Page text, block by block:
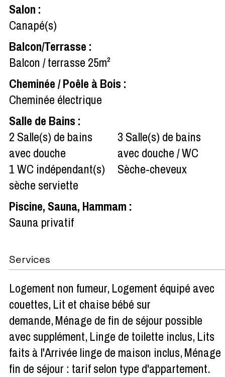
Salon :
Canapé(s)
Balcon/Terrasse :
Balcon / terrasse 25m²
Cheminée / Poêle à Bois :
Cheminée électrique
Salle de Bains :
2 Salle(s) de bains
avec douche
3 Salle(s) de bains
avec douche / WC
1WC indépendant(s)
Sèche-cheveux
sèche serviette
Piscine, Sauna, Hammam :
Sauna privatif
Services
Logement non fumeur Logement équipé avec
couettes Lit et chaise bébé sur
demande Ménage de fin de séjour possible
avec supplément Linge de toilette inclus Lits
faits à l'Arrivée linge de maison inclus Ménage
fin de séjour : tarif selon type d'appartement